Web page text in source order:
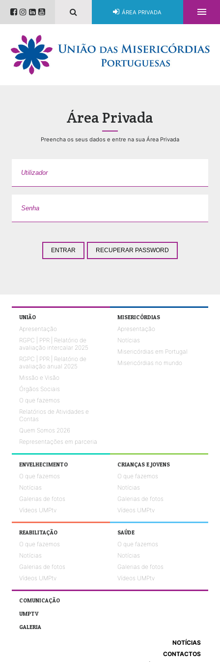
ÁREA PRIVADA 
Área Privada
Preencha os seus dados e entre na sua Área Privada
ENTRAR RECUPERAR PASSWORD
UNIÃO
Apresentação
RGPC | PPR | Relatório de
avaliação intercalar 2025
RGPC | PPR | Relatório de
avaliação anual 2025
Missão e Visão
Órgãos Sociais
O que fazemos
Relatórios de Atividades e
Contas
Quem Somos 2026
Representações em parceria
MISERICÓRDIAS
Apresentação
Notícias
Misericórdias em Portugal
Misericórdias no mundo
ENVELHECIMENTO
O que fazemos
Notícias
Galerias de fotos
Vídeos UMPtv
CRIANÇAS E JOVENS
O que fazemos
Notícias
Galerias de fotos
Vídeos UMPtv
REABILITAÇÃO
O que fazemos
Notícias
Galerias de fotos
Vídeos UMPtv
SAÚDE
O que fazemos
Notícias
Galerias de fotos
Vídeos UMPtv
COMUNICAÇÃO
UMPTV
GALERIA
NOTÍCIAS
CONTACTOS